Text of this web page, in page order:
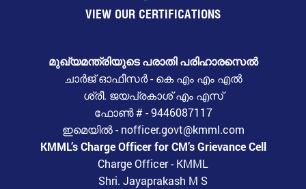
VIEW OUR CERTIFICATIONS
മുഖ്യമന്ത്രിയുടെ പരാതി പരിഹാരസെൽ
ചാർജ് ഓഫീസർ - കെ എം എം എൽ
ശ്രീ. ജയപ്രകാശ് എം എസ്
ഫോൺ # - 9446087117
ഇമെയിൽ - nofficer.govt@kmml.com
KMML’s Charge Officer for CM’s Grievance Cell
Charge Officer - KMML
Shri. Jayaprakash M S